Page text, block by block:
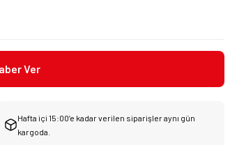
Ver
Hafta içi 15:00’e kadar verilen siparişler aynı gün
kargoda.